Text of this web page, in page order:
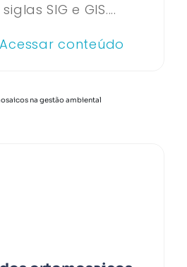
SIG e GIS....
Acessar conteúdo